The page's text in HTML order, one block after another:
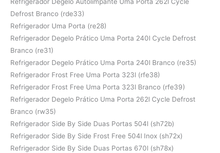
Defrost Branco (rde33)
Refrigerador Uma Porta (re28)
Refrigerador Degelo Prático Uma Porta 240l Cycle Defrost
Branco (re31)
Refrigerador Degelo Prático Uma Porta 240l Branco (re35)
Refrigerador Frost Free Uma Porta 323l (rfe38)
Refrigerador Frost Free Uma Porta 323l Branco (rfe39)
Refrigerador Degelo Prático Uma Porta 262l Cycle Defrost
Branco (rw35)
Refrigerador Side By Side Duas Portas 504l (sh72b)
Refrigerador Side By Side Frost Free 504l Inox (sh72x)
Refrigerador Side By Side Duas Portas 670l (sh78x)